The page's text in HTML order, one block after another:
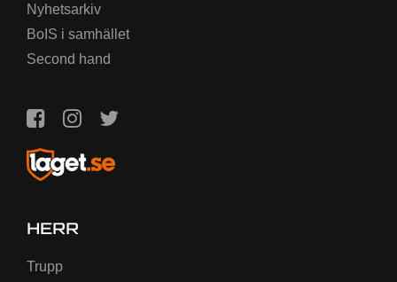
Nyhetsarkiv
BoIS i samhället
Second hand
HERR
Trupp